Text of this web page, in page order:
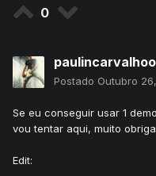
0
Postado Outubro
Se eu conseguir usar 1
vou tentar aqui, muito
Edit: